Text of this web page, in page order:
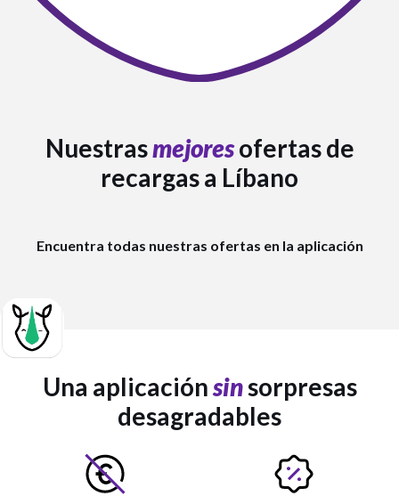
Nuestrasmejoresofertas de
recargas a Líbano
Encuentra todas nuestras ofertas en la aplicación
Una aplicaciónsinsorpresas
desagradables